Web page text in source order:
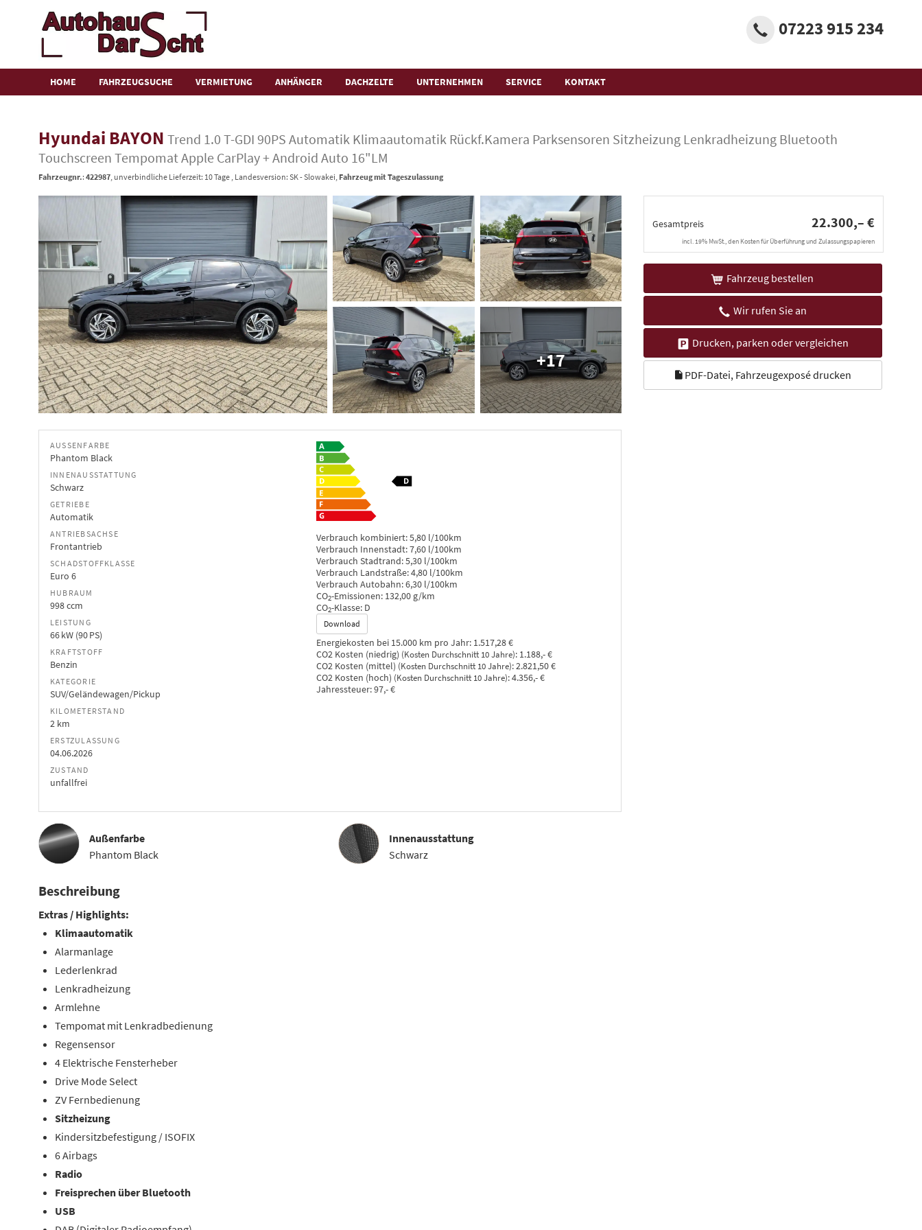
07223 915 234
HOME FAHRZEUGSUCHE VERMIETUNG ANHÄNGER DACHZELTE UNTERNEHMEN SERVICE KONTAKT
Hyundai BAYON Trend 1.0 T-GDI 90PS Automatik Klimaautomatik Rückf.Kamera Parksensoren Sitzheizung Lenkradheizung Bluetooth
Touchscreen Tempomat Apple CarPlay + Android Auto 16"LM
Fahrzeugnr.: 422987 , unverbindliche Lieferzeit: 10 Tage , Landesversion: SK - Slowakei, Fahrzeug mit Tageszulassung
Gesamtpreis 22.300,– €
incl. 19% MwSt., den Kosten für Überführung und Zulassungspapieren
Fahrzeug bestellen
Wir rufen Sie an
Drucken, parken oder vergleichen
PDF-Datei, Fahrzeugexposé drucken
+17
AUSSENFARBE
Phantom Black
INNENAUSSTATTUNG
Schwarz
GETRIEBE
Automatik
ANTRIEBSACHSE
Frontantrieb
SCHADSTOFFKLASSE
Euro 6
HUBRAUM
998 ccm
LEISTUNG
66 kW (90 PS)
KRAFTSTOFF
Benzin
KATEGORIE
SUV/Geländewagen/Pickup
KILOMETERSTAND
2 km
ERSTZULASSUNG
04.06.2026
ZUSTAND
unfallfrei
Verbrauch kombiniert:5,80 l/100km
Verbrauch Innenstadt:7,60 l/100km
Verbrauch Stadtrand:5,30 l/100km
Verbrauch Landstraße:4,80 l/100km
Verbrauch Autobahn:6,30 l/100km
CO2-Emissionen: 132,00 g/km
CO2-Klasse: D
Download
Energiekosten bei 15.000 km pro Jahr: 1.517,28 €
CO2 Kosten (niedrig) (Kosten Durchschnitt 10 Jahre): 1.188,- €
CO2 Kosten (mittel) (Kosten Durchschnitt 10 Jahre):2.821,50 €
CO2 Kosten (hoch) (Kosten Durchschnitt 10 Jahre):4.356,- €
Jahressteuer:97,- €
Außenfarbe
Phantom Black
InnenausstattungInnenausstattung
Schwarz
Beschreibung
Extras / Highlights:
Klimaautomatik
Alarmanlage
Lederlenkrad
Lenkradheizung
Armlehne
Tempomat mit Lenkradbedienung
Regensensor
4 Elektrische Fensterheber
Drive Mode Select
ZV Fernbedienung
Sitzheizung
Kindersitzbefestigung / ISOFIX
6 Airbags
Radio
Freisprechen über Bluetooth
USB